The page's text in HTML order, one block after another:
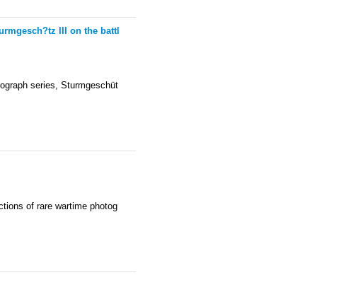
III on the battl
series, Sturmgeschüt
of rare wartime photog